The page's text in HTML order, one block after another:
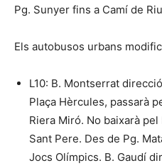
Pg. Sunyer fins a Camí de
Els autobusos urbans
L10: B. Montserrat
Plaça Hèrcules, passarà
Riera Miró. No baixarà
Sant Pere. Des de Pg.
Jocs Olímpics. B. Gaudí